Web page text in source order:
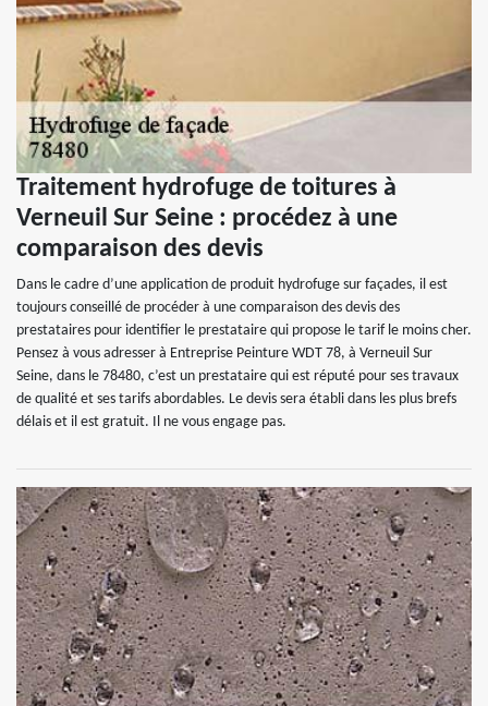
Traitement hydrofuge de toitures à
Verneuil Sur Seine : procédez à une
comparaison des devis
Dans le cadre d’une application de produit hydrofuge sur façades, il est
toujours conseillé de procéder à une comparaison des devis des
prestataires pour identifier le prestataire qui propose le tarif le moins cher.
Pensez à vous adresser à Entreprise Peinture WDT 78, à Verneuil Sur
Seine, dans le 78480, c’est un prestataire qui est réputé pour ses travaux
de qualité et ses tarifs abordables. Le devis sera établi dans les plus brefs
délais et il est gratuit. Il ne vous engage pas.